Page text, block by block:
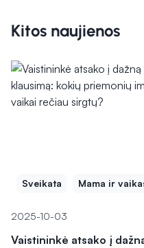
Kitos naujienos
Sveikata Mama ir
2025-10-03
Vaistininkė atsako į